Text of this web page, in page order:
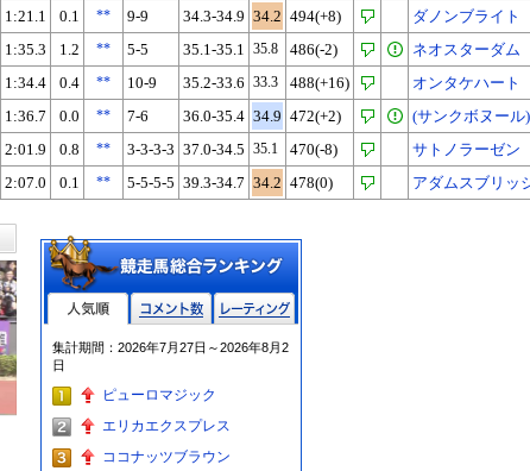
1:21.1 0.1 ** 9-9 34.3-34.9 34.2 494(+8)
ダノンブライト
1:35.3 1.2 ** 5-5 35.1-35.1 35.8 486(-2)
ネオスターダム
1:34.4 0.4 ** 10-9 35.2-33.6 33.3 488(+16)
オンタケハート
1:36.7 0.0 ** 7-6 36.0-35.4 34.9 472(+2)
(サンクボヌール)
2:01.9 0.8 ** 3-3-3-3 37.0-34.5 35.1 470(-8)
サトノラーゼン
2:07.0 0.1 ** 5-5-5-5 39.3-34.7 34.2 478(0) アダムスブリッ
グ
集計期間：2026年7月27日～2026年8月2
日
ピューロマジック
エリカエクスプレス
ココナッツブラウン